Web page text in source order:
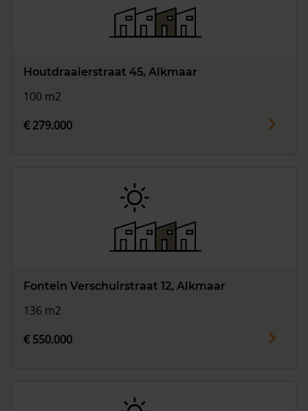
Houtdraaierstraat 45, Alkmaar
100 m2
€ 279.000
Fontein Verschuirstraat 12, Alkmaar
136 m2
€ 550.000